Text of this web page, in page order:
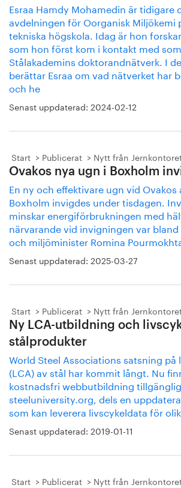
Esraa Hamdy Mohamedin är tidigare
avdelningen för Oorganisk Miljökemi
tekniska högskola. Idag är hon
som hon först kom i kontakt med
Stålakademins doktorandnätverk. I
berättar Esraa om vad nätverket har
och he
Senast uppdaterad: 2024-02-12
Start Publicerat Nytt från
Ovakos nya ugn i Boxholm
En ny och effektivare ugn vid
Boxholm invigdes under tisdagen.
minskar energiförbrukningen med
närvarande vid invigningen var
och miljöminister Romina
Senast uppdaterad: 2025-03-27
Start Publicerat Nytt från
Ny LCA-utbildning och
stålprodukter
World Steel Associations satsning på
(LCA) av stål har kommit långt. Nu
kostnadsfri webbutbildning
steeluniversity.org, dels en
som kan leverera livscykeldata för
Senast uppdaterad: 2019-01-11
Start Publicerat Nytt från